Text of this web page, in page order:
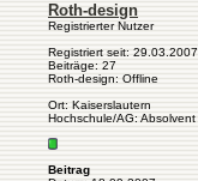
Roth-design
Registrierter Nutzer
Registriert seit: 29.03.2007
Beiträge: 27
Roth-design: Offline
Ort: Kaiserslautern
Hochschule/AG: Absolvent
Beitrag